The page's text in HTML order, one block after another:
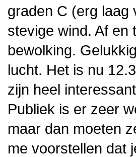
graden C (erg laag
stevige wind. Af en
bewolking.
lucht. Het is nu
zijn heel
Publiek is er zeer
maar dan moeten
me voorstellen dat